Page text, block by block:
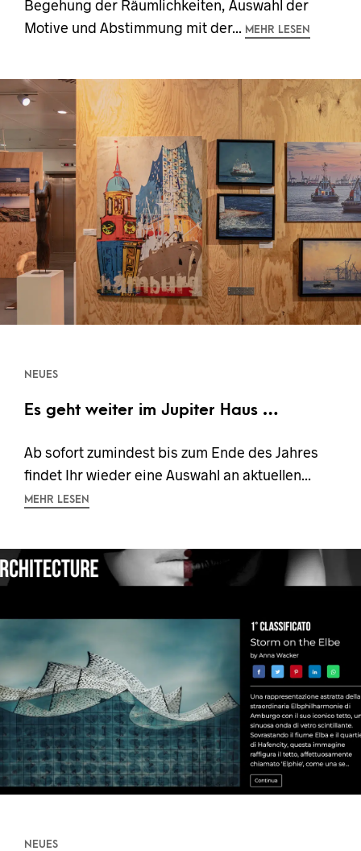
Begehung der Räumlichkeiten, Auswahl der
Motive und Abstimmung mit der... MEHR LESEN
NEUES
Es geht weiter im Jupiter Haus …
Ab sofort zumindest bis zum Ende des Jahres
findet Ihr wieder eine Auswahl an aktuellen...
MEHR LESEN
NEUES